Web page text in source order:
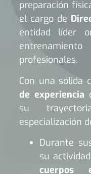
preparación
el cargo de
entidad líder
profesionales.
Con una sólida
de experiencia
su
especialización
Durante
su
cuerpos